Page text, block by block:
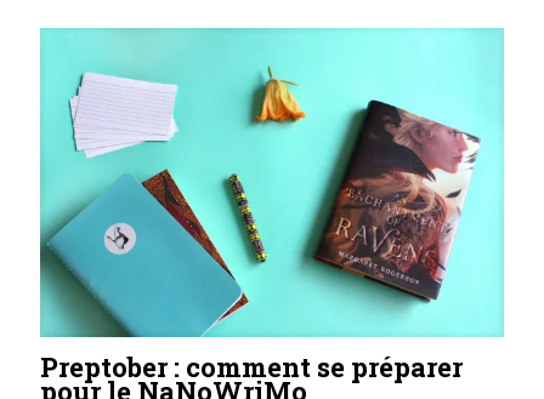
Preptober : comment se préparer
pour le NaNoWriMo